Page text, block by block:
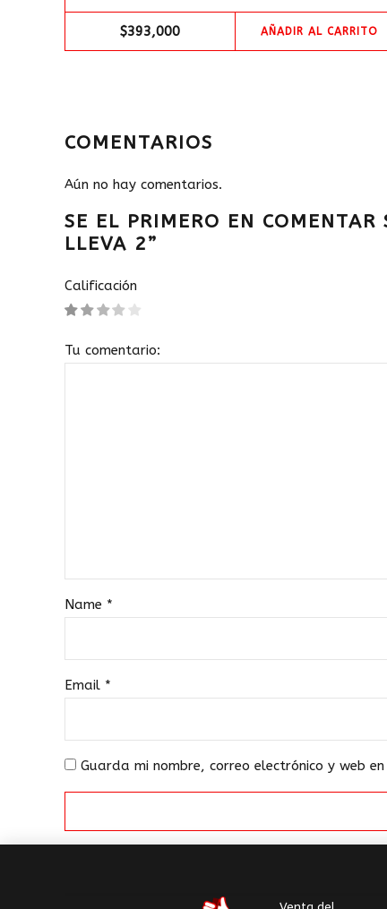
$393,000 AÑADIR AL CARRITO
COMENTARIOS
Aún no hay comentarios.
SE EL PRIMERO EN
LLEVA 2”
Calificación
Tu comentario:
Name *
Email *
Guarda mi nombre, correo electrónico y web